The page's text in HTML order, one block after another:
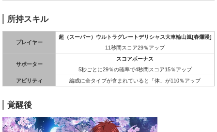
所持スキル
プレイヤー
超（スーパー）ウルトラグレートデリシャス大車輪山嵐[春爛漫]
11秒間スコア29％アップ
サポーター
スコアボーナス
5秒ごとに29％の確率で4秒間スコア15％アップ
アビリティ
編成に全タイプが含まれていると「体」が110％アップ
覚醒後